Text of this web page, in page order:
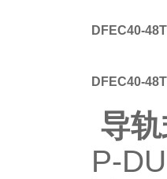
DFEC40-
DFEC40-
导
P-